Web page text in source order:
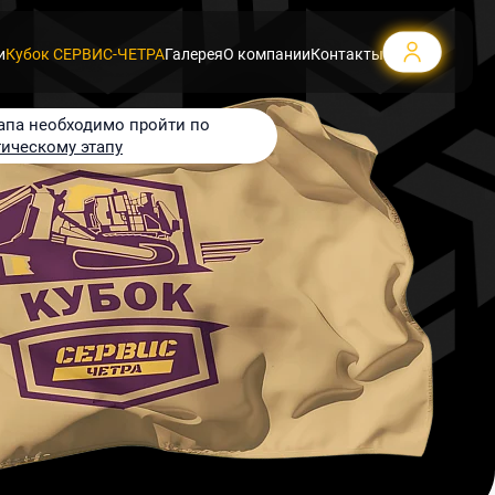
Кубок СЕРВИС-ЧЕТРАГалереяО компанииКонтакты
необходимо пройти по
этапу